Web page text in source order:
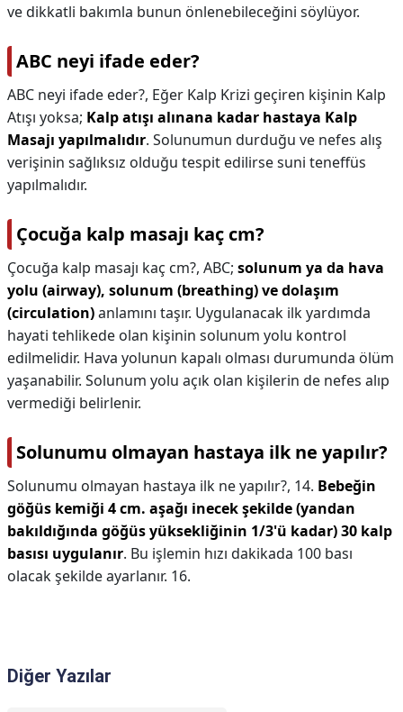
ve dikkatli bakımla bunun önlenebileceğini söylüyor.
ABC neyi ifade eder?
ABC neyi ifade eder?, Eğer Kalp Krizi geçiren kişinin Kalp
Atışı yoksa; Kalp atışı alınana kadar hastaya Kalp
Masajı yapılmalıdır. Solunumun durduğu ve nefes alış
verişinin sağlıksız olduğu tespit edilirse suni teneffüs
yapılmalıdır.
Çocuğa kalp masajı kaç cm?
Çocuğa kalp masajı kaç cm?, ABC; solunum ya da hava
yolu (airway), solunum (breathing) ve dolaşım
(circulation)anlamını taşır. Uygulanacak ilk yardımda
hayati tehlikede olan kişinin solunum yolu kontrol
edilmelidir. Hava yolunun kapalı olması durumunda ölüm
yaşanabilir. Solunum yolu açık olan kişilerin de nefes alıp
vermediği belirlenir.
Solunumu olmayan hastaya ilk ne yapılır?
Solunumu olmayan hastaya ilk ne yapılır?, 14. Bebeğin
göğüs kemiği 4 cm. aşağı inecek şekilde (yandan
bakıldığında göğüs yüksekliğinin 1/3'ü kadar) 30 kalp
basısı uygulanır. Bu işlemin hızı dakikada 100 bası
olacak şekilde ayarlanır. 16.
Diğer Yazılar